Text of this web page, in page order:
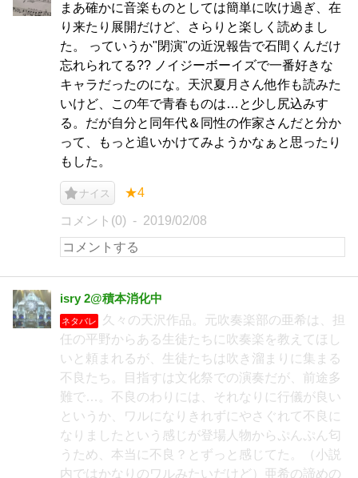
まあ確かに音楽ものとしては簡単に吹け過ぎ、在
り来たり展開だけど、さらりと楽しく読めまし
た。 っていうか"閉演"の近況報告で石間くんだけ
忘れられてる?? ノイジーボーイズで一番好きな
キャラだったのにな。天沢夏月さん他作も読みた
いけど、この年で青春ものは…と少し尻込みす
る。だが自分と同年代＆同性の作家さんだと分か
って、もっと追いかけてみようかなぁと思ったり
もした。
ナイス ★4
コメント(0) 2019/02/08
isry 2@積本消化中
ネタバレ
久々の天沢作品。元吹奏楽部の亜希は、担
任の平野からある生徒たちに吹奏楽を教えてほし
いと頼まれるが、生徒たちは吹き溜まりに集まる
不良たち。目指すは文化祭での演奏だが、前途多
難で…。不良のわりには、それなりに行儀が良い
というか、ワルになりきれずにやさぐれて不良に
なりましたという感じが登場人物からぷんぷん匂
うため、本当に不良？とずっと感じてた。（小説
内ではかなりのワルみたいだけど）亜希の諦めの